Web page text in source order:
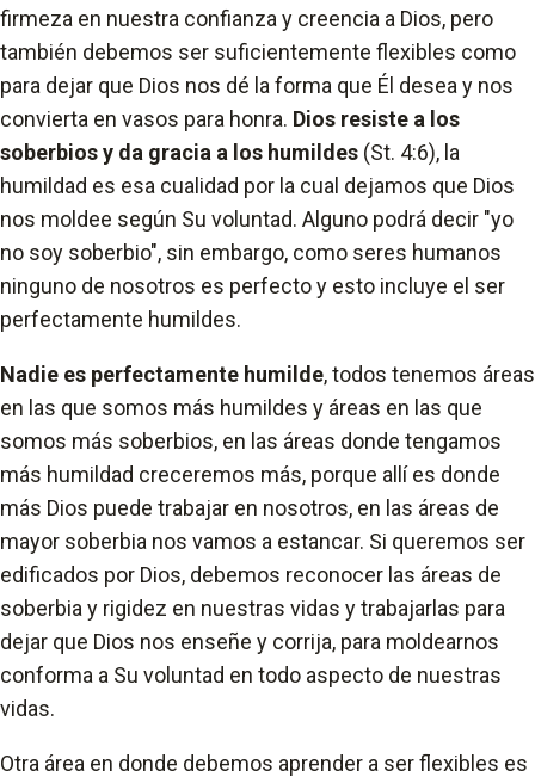
firmeza en nuestra confianza y creencia a Dios, pero
también debemos ser suficientemente flexibles como
para dejar que Dios nos dé la forma que Él desea y nos
convierta en vasos para honra. Dios resiste a los
soberbios y da gracia a los humildes (St. 4:6), la
humildad es esa cualidad por la cual dejamos que Dios
nos moldee según Su voluntad. Alguno podrá decir "yo
no soy soberbio", sin embargo, como seres humanos
ninguno de nosotros es perfecto y esto incluye el ser
perfectamente humildes.
Nadie es perfectamente humilde, todos tenemos áreas
en las que somos más humildes y áreas en las que
somos más soberbios, en las áreas donde tengamos
más humildad creceremos más, porque allí es donde
más Dios puede trabajar en nosotros, en las áreas de
mayor soberbia nos vamos a estancar. Si queremos ser
edificados por Dios, debemos reconocer las áreas de
soberbia y rigidez en nuestras vidas y trabajarlas para
dejar que Dios nos enseñe y corrija, para moldearnos
conforma a Su voluntad en todo aspecto de nuestras
vidas.
Otra área en donde debemos aprender a ser flexibles es